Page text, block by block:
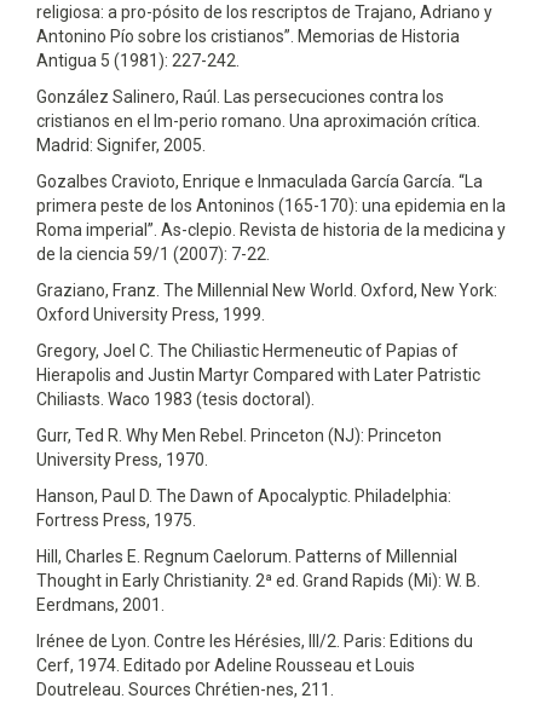
religiosa: a pro-pósito de los rescriptos de Trajano, Adriano y
Antonino Pío sobre los cristianos”. Memorias de Historia
Antigua 5 (1981): 227-242.
González Salinero, Raúl. Las persecuciones contra los
cristianos en el Im-perio romano. Una aproximación crítica.
Madrid: Signifer, 2005.
Gozalbes Cravioto, Enrique e Inmaculada García García. “La
primera peste de los Antoninos (165-170): una epidemia en la
Roma imperial”. As-clepio. Revista de historia de la medicina y
de la ciencia 59/1 (2007): 7-22.
Graziano, Franz. The Millennial New World. Oxford, New York:
Oxford University Press, 1999.
Gregory, Joel C. The Chiliastic Hermeneutic of Papias of
Hierapolis and Justin Martyr Compared with Later Patristic
Chiliasts. Waco 1983 (tesis doctoral).
Gurr, Ted R. Why Men Rebel. Princeton (NJ): Princeton
University Press, 1970.
Hanson, Paul D. The Dawn of Apocalyptic. Philadelphia:
Fortress Press, 1975.
Hill, Charles E. Regnum Caelorum. Patterns of Millennial
Thought in Early Christianity. 2ª ed. Grand Rapids (Mi): W. B.
Eerdmans, 2001.
Irénee de Lyon. Contre les Hérésies, III/2. Paris: Editions du
Cerf, 1974. Editado por Adeline Rousseau et Louis
Doutreleau. Sources Chrétien-nes, 211.